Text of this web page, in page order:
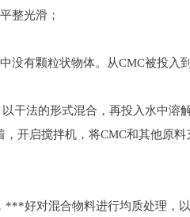
整光滑；
有颗粒状物体。从CMC被投入
法的形式混合，再投入水中溶
开启搅拌机，将CMC和其他原
好对混合物料进行均质处理，